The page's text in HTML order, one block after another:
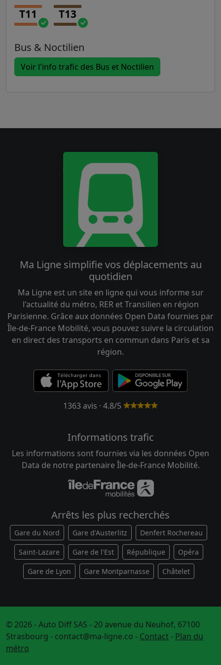
T11 T13
Bus & Noctilien
Voir l'info trafic des Bus et Noctilien
Ma Ligne simplifie vos déplacements au
quotidien
Ma Ligne est un site en ligne qui vous informe sur
l'actualité du métro, RER et Transilien en région
Parisienne. Grâce aux données Open Data fournies par
Île-de-France Mobilité, vous pouvez suivre la circulation
en direct des transports en commun dans Paris et sa
région.
1363 avis · 4.8/5
Informations trafic
Les informations sont fournies via les données Open
Data de notre partenaire Île-de-France Mobilité.
Arrêts les plus recherchés
Gare du Nord Gare d'Austerlitz Denfert Rochereau
Saint-Lazare Gare de l'Est République Opéra
Gare de Lyon Gare Montparnasse Châtelet
© 2026 - Auto Diff SAS - 20 avenue du Neuhof, 67100
Strasbourg - contact@ma-ligne.co - Contact- Plan du
métro